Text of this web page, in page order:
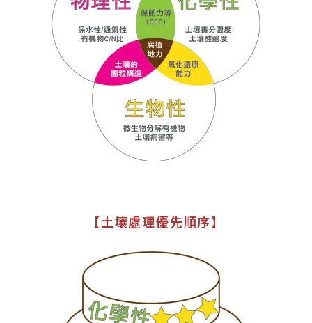
【土壤處理優先順序】